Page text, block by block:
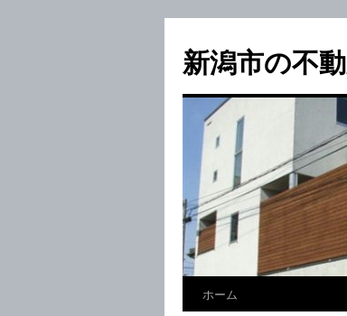
新潟市の不
ホーム